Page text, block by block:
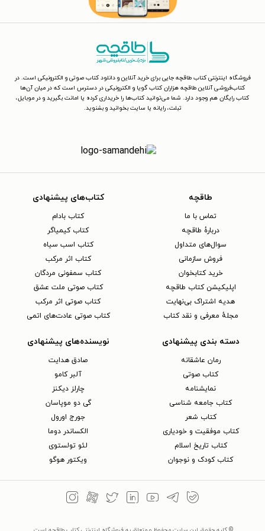
فروشگاه اینترنتی کتاب طاقچه جایی برای خرید آنلاین و دانلود کتاب صوتی و الکترونیکی است. در
کتاب‌فروشی آنلاین طاقچه هزاران کتاب گویا و الکترونیکی در دسترس است که در میان آن‌ها
کتاب رایگان هم وجود دارد. شما می‌توانید کتاب‌ها را خریداری کرده یا امانت بگیرید و در موبایل،
تبلت، رایانه یا سایت بخوانید و بشنوید.
طاقچه
تماس با ما
دربارهٔ طاقچه
سوال‌های متداول
فروش سازمانی
خرید کتابخوان
اپلیکیشن کتاب طاقچه
هدیه اشتراک بی‌نهایت
مجلهٔ معرفی و نقد کتاب
کتاب‌های پیشنهادی
کتاب بادام
کتاب کیمیاگر
کتاب اسب سیاه
کتاب اثر مرکب
کتاب سمفونی مردگان
کتاب صوتی ملت عشق
کتاب صوتی اثر مرکب
کتاب صوتی عادت‌های اتمی
دسته بندی پیشنهادی
رمان عاشقانه
کتاب‌ صوتی
نمایشنامه
کتاب جامعه شناسی
کتاب شعر
کتاب موفقیت و خودیاری
کتاب تاریخ اسلام
کتاب کودک و نوجوان
نویسنده‌های پیشنهادی
صادق هدایت
آلبر کامو
چارلز دیکنز
گی دو موپاسان
جورج اورول
الکساندر دوما
لئو تولستوی
ویکتور هوگو